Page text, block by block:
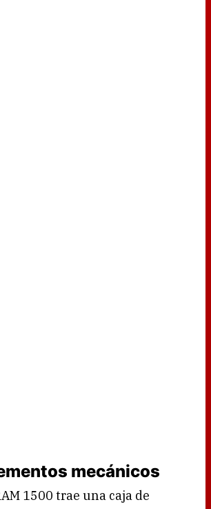
mecánicos
1500 trae una caja de